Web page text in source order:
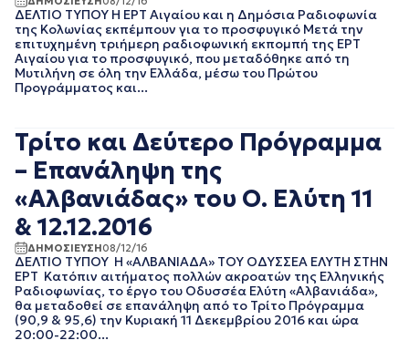
EΡΤNEWS
ΑΘΛΗΤΙΚΑ
ΓΕΝΙΚΗ
ΓΡΑΦΕΙΟ ΤΥΠΟΥ
ΕΡΤ
ΠΟΛΙΤΙΚΗ
ΠΟΛΙΤΙΣΜΟΣ
ΤΗΛΕΟΡΑΣΗ
ΜΑΙΟΣ 2025
ΑΠΡΙΛΙΟΣ 2025
ΜΑΡΤΙΟΣ 2025
ΦΕΒΡΟΥΑΡΙΟΣ 2025
ΝΟΕΜΒΡΙΟΣ 2024
ΟΚΤΩΒΡΙΟΣ 2024
ΣΕΠΤΕΜΒΡΙΟΣ 2024
ΑΥΓΟΥΣΤΟΣ 2024
ΙΟΥΛΙΟΣ 2024
ΑΠΡΙΛΙΟΣ 2024
ΜΑΡΤΙΟΣ 2024
ΦΕΒΡΟΥΑΡΙΟΣ 2024
ΙΑΝΟΥΑΡΙΟΣ 2024
ΔΕΛΤΙΟ ΤΥΠΟΥ Η ΕΡΤ Αιγαίου και η Δημόσια Ραδιοφωνία
της Κολωνίας εκπέμπουν για το προσφυγικό Μετά την
επιτυχημένη τριήμερη ραδιοφωνική εκπομπή της ΕΡΤ
Αιγαίου για το προσφυγικό, που μεταδόθηκε από τη
Μυτιλήνη σε όλη την Ελλάδα, μέσω του Πρώτου
Προγράμματος και...
Τρίτο και Δεύτερο Πρόγραμμα
– Επανάληψη της
«Αλβανιάδας» του Ο. Ελύτη 11
& 12.12.2016
ΔΗΜΟΣΙΕΥΣΗ08/12/16
ΔΕΛΤΙΟ ΤΥΠΟΥ Η «ΑΛΒΑΝΙΑΔΑ» ΤΟΥ ΟΔΥΣΣΕΑ ΕΛΥΤΗ ΣΤΗΝ
ΕΡΤ Κατόπιν αιτήματος πολλών ακροατών της Ελληνικής
Ραδιοφωνίας, το έργο του Οδυσσέα Ελύτη «Αλβανιάδα»,
θα μεταδοθεί σε επανάληψη από το Τρίτο Πρόγραμμα
(90,9 & 95,6) την Κυριακή 11 Δεκεμβρίου 2016 και ώρα
20:00-22:00...